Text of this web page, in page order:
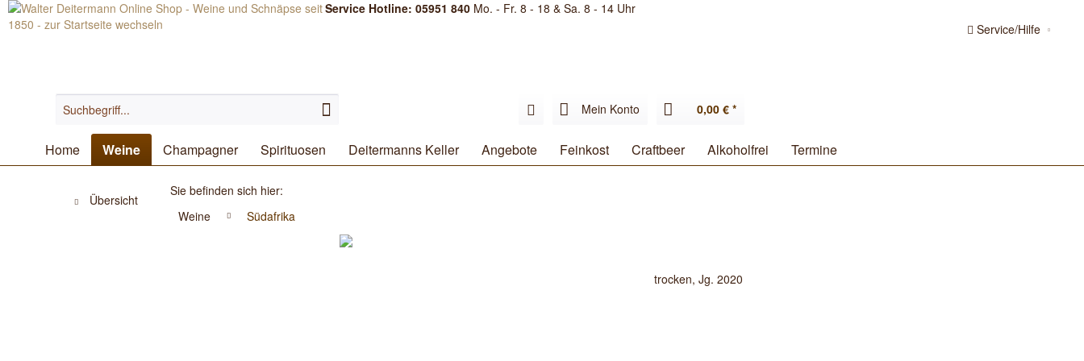
Service Hotline: 05951 840 Mo. - Fr. 8 - 18 & Sa. 8 - 14 Uhr
Service/Hilfe
Mein Konto 0,00 € *
Home Weine Champagner Spirituosen Deitermanns Keller Angebote Feinkost Craftbeer Alkoholfrei Termine
Übersicht
Sie befinden sich hier:
Weine
Südafrika
trocken, Jg. 2020